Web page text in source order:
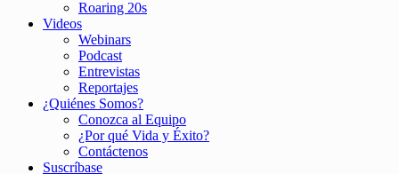
Roaring 20s
Videos
Webinars
Podcast
Entrevistas
Reportajes
¿Quiénes Somos?
Conozca al Equipo
¿Por qué Vida y Éxito?
Contáctenos
Suscríbase